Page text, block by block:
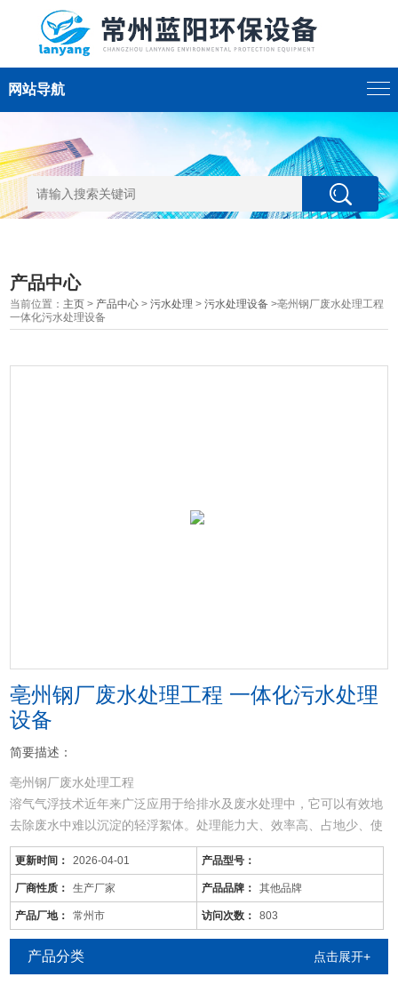
网站导航
产品中心
当前位置： 主页 > 产品中心 >污水处理 >污水处理设备 >亳州钢厂废水处理工程
一体化污水处理设备
亳州钢厂废水处理工程 一体化污水处理
设备
简要描述：
亳州钢厂废水处理工程
溶气气浮技术近年来广泛应用于给排水及废水处理中，它可以有效地
去除废水中难以沉淀的轻浮絮体。处理能力大、效率高、占地少、使
用范围广。
1．采用水力模拟长径设计，并采用粒径合理，比表面积大于
1000m2/g的活性碳，使其既有上层过滤又有下层吸附等功能，大大
提高产水净化程度和碳的使用寿命。
能空气中的养在水中的溶解
成套生活污水处理设备设计原则：
斜管沉淀器，是根据平流式沉淀池去
更新时间： 2026-04-01 产品型号：
厂商性质： 生产厂家 产品品牌： 其他品牌
产品厂地： 常州市 访问次数： 803
产品分类 点击展开+